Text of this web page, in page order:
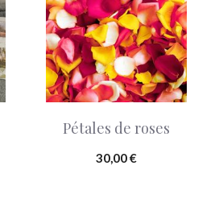
Pétales de roses
30,00€